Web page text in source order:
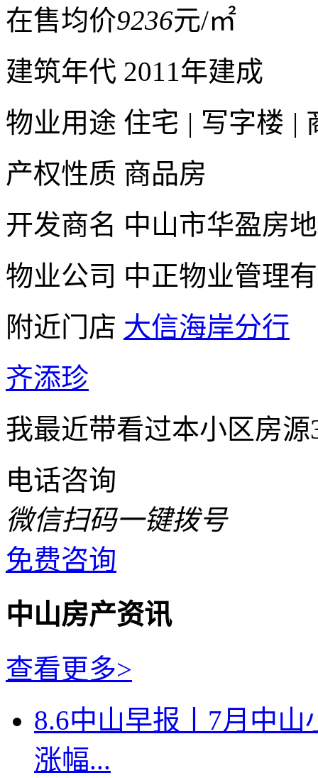
在售均价9236元/㎡
建筑年代 2011年建成
物业用途 住宅 | 写字楼 |
产权性质 商品房
开发商名 中山市华盈房
物业公司 中正物业管理
附近门店 大信海岸分行
齐添珍
我最近带看过本小区房
电话咨询
微信扫码一键拨号
免费咨询
中山房产资讯
查看更多>
8.6中山早报丨7月中山
涨幅...